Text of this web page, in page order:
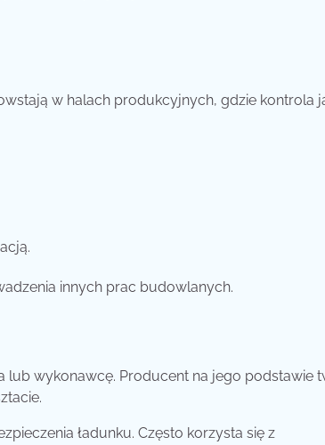
w halach produkcyjnych, gdzie kontrola
innych prac budowlanych.
wykonawcę. Producent na jego podstawie
ładunku. Często korzysta się z